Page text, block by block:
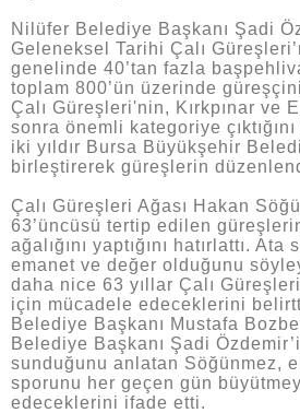
Nilüfer Belediye Başkanı Şadi
Geleneksel Tarihi Çalı
genelinde 40’tan fazla
toplam 800’ün üzerinde
Çalı Güreşleri'nin, Kırkpınar ve
sonra önemli kategoriye
iki yıldır Bursa Büyükşehir
birleştirerek güreşlerin
Çalı Güreşleri Ağası Hakan
63’üncüsü tertip edilen
ağalığını yaptığını hatırlattı.
emanet ve değer olduğunu
daha nice 63 yıllar Çalı
için mücadele edeceklerini
Belediye Başkanı Mustafa
Belediye Başkanı Şadi
sunduğunu anlatan Söğünmez,
sporunu her geçen gün
edeceklerini ifade etti.